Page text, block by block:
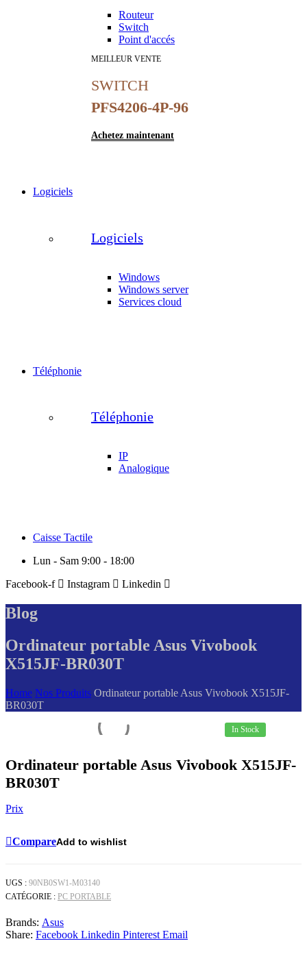
Routeur
Switch
Point d'accés
MEILLEUR VENTE
SWITCH
PFS4206-4P-96
Achetez maintenant
Logiciels
Logiciels
Windows
Windows server
Services cloud
Téléphonie
Téléphonie
IP
Analogique
Caisse Tactile
Lun - Sam 9:00 - 18:00
Facebook-f
Instagram Linkedin
Blog
Ordinateur portable Asus Vivobook
X515JF-BR030T
Home Nos Produits Ordinateur portable Asus Vivobook X515JF-
BR030T
In Stock
Ordinateur portable Asus Vivobook X515JF-
BR030T
Prix
CompareAdd to wishlist
UGS : 90NB0SW1-M03140
CATÉGORIE : PC PORTABLE
Brands: Asus
Share: Facebook Linkedin Pinterest Email